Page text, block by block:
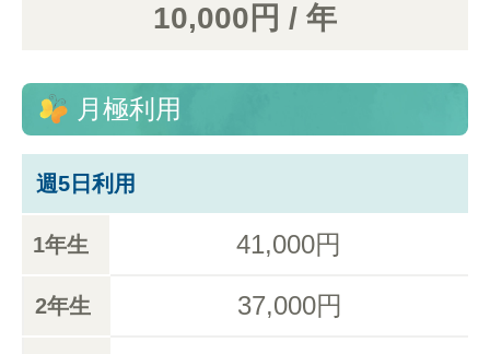
10,000円 / 年
月極利用
週5日利用
1年生 41,000円
2年生 37,000円